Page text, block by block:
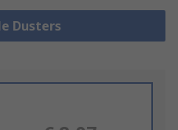
Dusters